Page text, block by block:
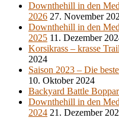
Downthehill in den
2026 27. November
Downthehill in den
2025 11. Dezember
Korsikrass – krasse
2024
Saison 2023 – Die
10. Oktober 2024
Backyard Battle
Downthehill in den
2024 21. Dezember